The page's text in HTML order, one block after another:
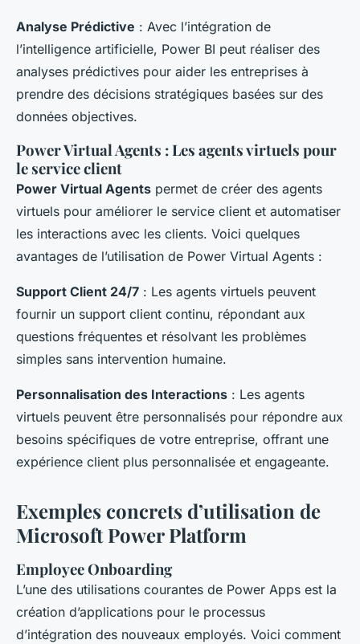
Analyse Prédictive : Avec l’intégration de
l’intelligence artificielle, Power BI peut réaliser des
analyses prédictives pour aider les entreprises à
prendre des décisions stratégiques basées sur des
données objectives.
Power Virtual Agents : Les agents virtuels pour
le service client
Power Virtual Agents permet de créer des agents
virtuels pour améliorer le service client et automatiser
les interactions avec les clients. Voici quelques
avantages de l’utilisation de Power Virtual Agents :
Support Client 24/7 : Les agents virtuels peuvent
fournir un support client continu, répondant aux
questions fréquentes et résolvant les problèmes
simples sans intervention humaine.
Personnalisation des Interactions : Les agents
virtuels peuvent être personnalisés pour répondre aux
besoins spécifiques de votre entreprise, offrant une
expérience client plus personnalisée et engageante.
Exemples concrets d’utilisation de
Microsoft Power Platform
Employee Onboarding
L’une des utilisations courantes de Power Apps est la
création d’applications pour le processus
d’intégration des nouveaux employés. Voici comment